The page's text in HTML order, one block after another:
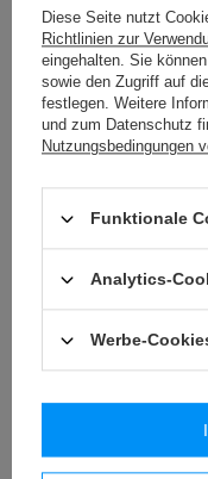
KYL - 01 (10
6,42 €
PA - 40 (10 m)
8,84 € / Packung
WS - 3,2 (25 m)
Ähnliche
Diese Seite nutzt
Richtlinien zur
eingehalten. Sie
sowie den Zugriff auf
festlegen. Weitere
und zum Datenschutz
Nutzungsbedingungen
Funktionale
Analytics-
Werbe-